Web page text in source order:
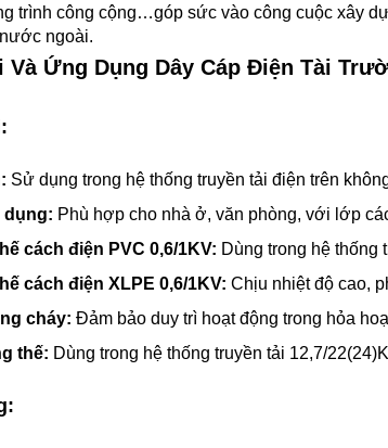
trình công cộng…góp sức vào công cuộc xây
ngoài.
Và Ứng Dụng Dây Cáp Điện Tài
Sử dụng trong hệ thống truyền tải điện trên
dụng: Phù hợp cho nhà ở, văn phòng, với lớp
cách điện PVC 0,6/1KV: Dùng trong hệ thống
cách điện XLPE 0,6/1KV: Chịu nhiệt độ cao,
cháy: Đảm bảo duy trì hoạt động trong hỏa
thế: Dùng trong hệ thống truyền tải 12,7/